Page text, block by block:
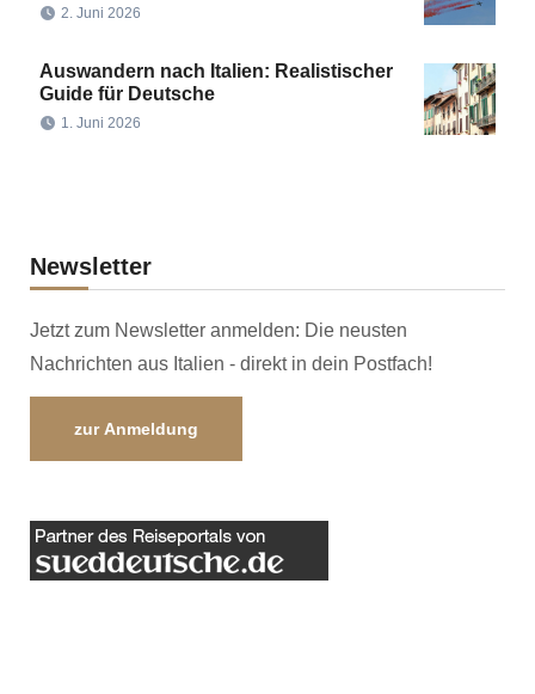
2. Juni 2026
Auswandern nach Italien: Realistischer
Guide für Deutsche
1. Juni 2026
Newsletter
Jetzt zum Newsletter anmelden: Die neusten
Nachrichten aus Italien - direkt in dein Postfach!
zur Anmeldung